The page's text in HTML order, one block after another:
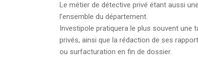
Le métier de détective privé étant aussi
l’ensemble du département.
Investipole pratiquera le plus souvent
privés, ainsi que la rédaction de ses
ou surfacturation en fin de dossier.